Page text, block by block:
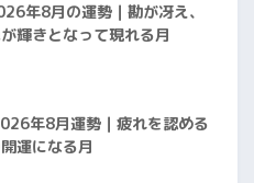
年8月の運勢｜勘が冴え、
輝きとなって現れる月
年8月運勢｜疲れを認める
運になる月